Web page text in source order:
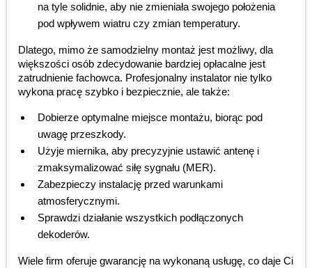
na tyle solidnie, aby nie zmieniała swojego położenia
pod wpływem wiatru czy zmian temperatury.
Dlatego, mimo że samodzielny montaż jest możliwy, dla
większości osób zdecydowanie bardziej opłacalne jest
zatrudnienie fachowca. Profesjonalny instalator nie tylko
wykona pracę szybko i bezpiecznie, ale także:
Dobierze optymalne miejsce montażu, biorąc pod
uwagę przeszkody.
Użyje miernika, aby precyzyjnie ustawić antenę i
zmaksymalizować siłę sygnału (MER).
Zabezpieczy instalację przed warunkami
atmosferycznymi.
Sprawdzi działanie wszystkich podłączonych
dekoderów.
Wiele firm oferuje gwarancję na wykonaną usługę, co daje Ci